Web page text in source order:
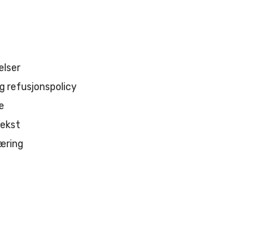
refusjonspolicy